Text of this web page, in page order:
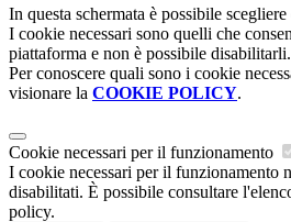
In questa schermata è possibile
I cookie necessari sono quelli che
piattaforma e non è possibile disabilitarli.
Per conoscere quali sono i cookie
visionare la COOKIE POLICY.
Cookie necessari per il funzionamento
I cookie necessari per il funzionamento
disabilitati. È possibile consultare
policy.